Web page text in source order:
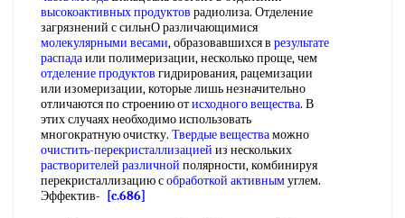
высокоактивных продуктов радиолиза. Отделение
загрязнений с сильнО различающимися
молекулярными весами, образовавшихся в результате
распадаили полимеризации, несколько проще, чем
отделение продуктов гидрирования, рацемизации
или изомеризации, которые лишь незначительно
отличаются по строению отисходного вещества. В
этих случаях необходимо использовать
многократную очистку. Твердые веществаможно
очистить-перекристаллизацией из нескольких
растворителей различной полярности, комбинируя
перекристаллизацию собработкой активнымуглем.
Эффектив-
[c.686]